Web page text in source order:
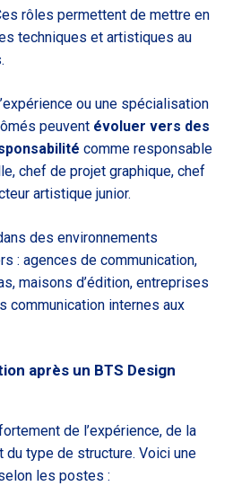
rôles permettent de mettre en
techniques et artistiques au
ou une spécialisation
peuvent évoluer vers des
comme responsable
chef de projet graphique, chef
artistique junior.
des environnements
: agences de communication,
maisons d’édition, entreprises
communication internes aux
après un BTS Design
de l’expérience, de la
type de structure. Voici une
les postes :